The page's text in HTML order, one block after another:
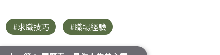
#求職技巧 #職場經驗